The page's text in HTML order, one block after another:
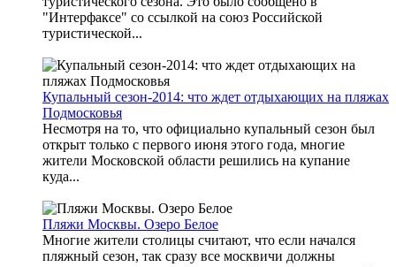
"Интерфаксе" со ссылкой на союз Российской
туристической...
Купальный сезон-2014: что ждет отдыхающих на пляжах
Подмосковья
Несмотря на то, что официально купальный сезон был
открыт только с первого июня этого года, многие
жители Московской области решились на купание
куда...
Пляжи Москвы. Озеро Белое
Многие жители столицы считают, что если начался
пляжный сезон, так сразу все москвичи должны